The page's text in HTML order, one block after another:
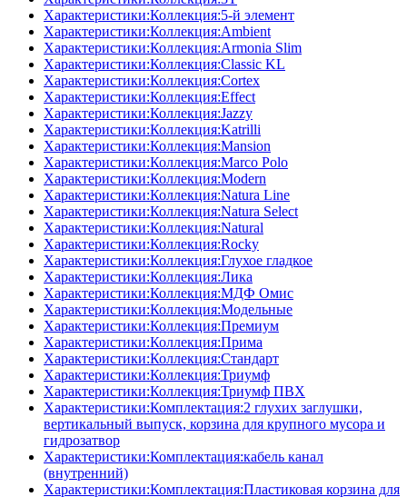
Характеристики:Коллекция:5-й элемент
Характеристики:Коллекция:Ambient
Характеристики:Коллекция:Armonia Slim
Характеристики:Коллекция:Classic KL
Характеристики:Коллекция:Cortex
Характеристики:Коллекция:Effect
Характеристики:Коллекция:Jazzy
Характеристики:Коллекция:Katrilli
Характеристики:Коллекция:Mansion
Характеристики:Коллекция:Marco Polo
Характеристики:Коллекция:Modern
Характеристики:Коллекция:Natura Line
Характеристики:Коллекция:Natura Select
Характеристики:Коллекция:Natural
Характеристики:Коллекция:Rocky
Характеристики:Коллекция:Глухое гладкое
Характеристики:Коллекция:Лика
Характеристики:Коллекция:МДФ Омис
Характеристики:Коллекция:Модельные
Характеристики:Коллекция:Премиум
Характеристики:Коллекция:Прима
Характеристики:Коллекция:Стандарт
Характеристики:Коллекция:Триумф
Характеристики:Коллекция:Триумф ПВХ
Характеристики:Комплектация:2 глухих заглушки,
вертикальный выпуск, корзина для крупного мусора и
гидрозатвор
Характеристики:Комплектация:кабель канал
(внутренний)
Характеристики:Комплектация:Пластиковая корзина для